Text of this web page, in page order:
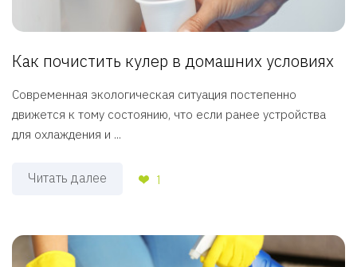
Как почистить кулер в домашних условиях
Современная экологическая ситуация постепенно
движется к тому состоянию, что если ранее устройства
для охлаждения и ...
Читать далее 1